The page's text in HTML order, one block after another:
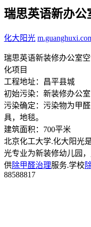
瑞思英语新办公
化大阳光
瑞思英语新装修办公室
化项目
工程地址：昌平县城
初始污染：新装修办公
污染确定：污染物为甲
具，地毯。
建筑面积：700平米
北京化工大学.化大阳光
光专业为新装修幼儿园
供除甲醛治理服务.学校
88588817